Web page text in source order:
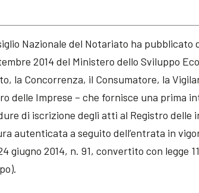
Nazionale del Notariato ha pubblicato
2014 del Ministero dello Sviluppo
la Concorrenza, il Consumatore, la
delle Imprese – che fornisce una prima
di iscrizione degli atti al Registro delle
autenticata a seguito dell’entrata in
giugno 2014, n. 91, convertito con legge